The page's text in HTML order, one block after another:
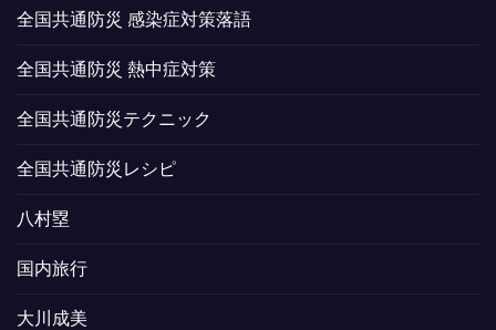
全国共通防災 感染症対策落語
全国共通防災 熱中症対策
全国共通防災テクニック
全国共通防災レシピ
八村塁
国内旅行
大川成美